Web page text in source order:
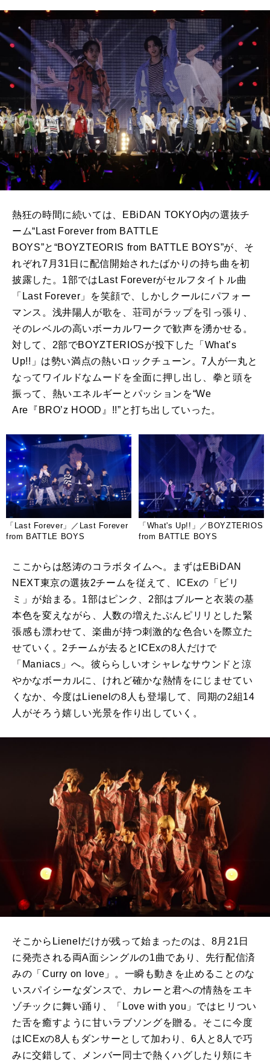
熱狂の時間に続いては、 EBiDAN TOKYO内の選抜チ
ーム“ Last Forever from BATTLE
BOYS”と“BOYZTEORIS from BATTLE BOYS”が、そ
れぞれ7 月31 日に配信開始されたばかりの持ち曲を初
披露した。 1部では Last Foreverがセルフタイトル曲
「 Last Forever 」を笑顔で、しかしクールにパフォー
マンス。浅井陽人が歌を、荘司がラップを引っ張り、
そのレベルの高いボーカルワークで歓声を湧かせる。
対して、 2部でBOYZTERIOSが投下した「 What’s
Up!! 」は勢い満点の熱いロックチューン。7 人が一丸と
なってワイルドなムードを全面に押し出し、拳と頭を
振って、熱いエネルギーとパッションを“We
Are 『 BRO’z HOOD 』 !!”と打ち出していった。
「Last Forever」／Last Forever
from BATTLE BOYS
「What's Up!!」／BOYZTERIOS
from BATTLE BOYS
ここからは怒涛のコラボタイムへ。まずはEBiDAN
NEXT東京の選抜2チームを従えて、 ICExの「ビリ
ミ」が始まる。 1部はピンク、 2部はブルーと衣装の基
本色を変えながら、人数の増えたぶんピリリとした緊
張感も漂わせて、楽曲が持つ刺激的な色合いを際立た
せていく。 2チームが去ると ICExの8人だけで
「 Maniacs 」へ。彼ららしいオシャレなサウンドと涼
やかなボーカルに、けれど確かな熱情をにじませてい
くなか、今度は Lienelの8 人も登場して、同期の2組14
人がそろう嬉しい光景を作り出していく。
そこから Lienel だけが残って始まったのは、 8月 21 日
に発売される両A面シングルの1曲であり、先行配信済
みの「 Curry on love 」。一瞬も動きを止めることのな
いスパイシーなダンスで、カレーと君への情熱をエキ
ゾチックに舞い踊り、「 Love with you 」ではヒリつい
た舌を癒すように甘いラブソングを贈る。そこに今度
は ICExの8人もダンサーとして加わり、 6人と 8人で巧
みに交錯して、メンバー同士で熱くハグしたり頬にキ